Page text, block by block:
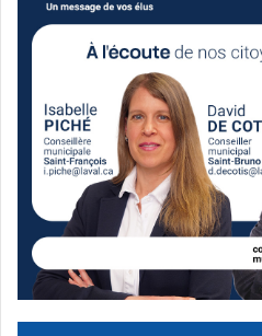
Fiévèt a rapidement pris de
21 000 signatures. Un
citoyens s’est aussi tenu au
janvier 2026.
Le dossier a ensuite occupé
les débats du conseil
records de participation en
citoyens ont demandé le
le moins, la tenue d’une
décision irréversible.